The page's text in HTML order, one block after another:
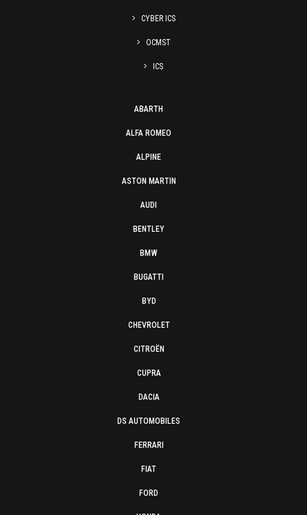
CYBER ICS
OCMST
ICS
ABARTH
ALFA ROMEO
ALPINE
ASTON MARTIN
AUDI
BENTLEY
BMW
BUGATTI
BYD
CHEVROLET
CITROËN
CUPRA
DACIA
DS AUTOMOBILES
FERRARI
FIAT
FORD